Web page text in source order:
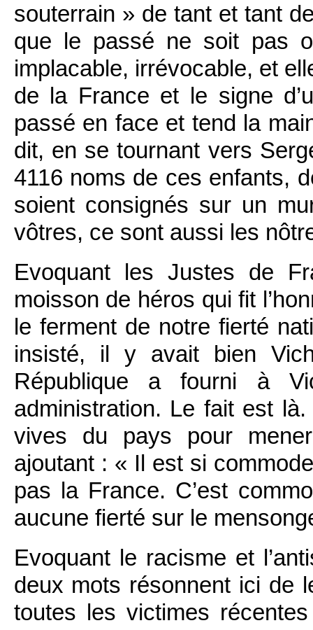
souterrain » de tant et tant
que le passé ne soit pas
implacable, irrévocable, et
de la France et le signe
passé en face et tend la
dit, en se tournant vers
4116 noms de ces enfants,
soient consignés sur un
vôtres, ce sont aussi les
Evoquant les Justes de
moisson de héros qui fit
le ferment de notre fierté
insisté, il y avait bien
République a fourni à
administration. Le fait est
vives du pays pour
ajoutant : « Il est si
pas la France. C’est
aucune fierté sur le
Evoquant le racisme et
deux mots résonnent ici de
toutes les victimes